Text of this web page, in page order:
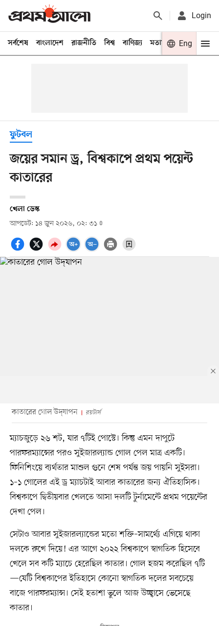
Login
সর্বশেষ বাংলাদেশ রাজনীতি বিশ্ব বাণিজ্য মতামত খেলা
Eng
ফুটবল
জয়ের সমান ড্র, বিশ্বকাপে প্রথম পয়েন্ট
কাতারের
খেলা ডেস্ক
আপডেট: ১৪ জুন ২০২৬, ০২: ৩১
কাতারের গোল উদ্‌যাপন রয়টার্স
ম্যাচজুড়ে ২৬ শট, যার ৭টিই পোস্টে। কিন্তু এমন দাপুটে
পারফরম্যান্সের পরও সুইজারল্যান্ড গোল পেল মাত্র একটি।
ফিনিশিংয়ে ব্যর্থতার মাশুল গুনে শেষ পর্যন্ত জয় পায়নি সুইসরা।
১–১ গোলের এই ড্র ম্যাচটাই আবার কাতারের জন্য ঐতিহাসিক।
বিশ্বকাপে দ্বিতীয়বার খেলতে আসা দলটি টুর্নামেন্টে প্রথম পয়েন্টের
দেখা পেল।
সেটাও আবার সুইজারল্যান্ডের মতো শক্তি–সামর্থ্যে এগিয়ে থাকা
দলকে রুখে দিয়ে! এর আগে ২০২২ বিশ্বকাপে স্বাগতিক হিসেবে
খেলে সব কটি ম্যাচে হেরেছিল কাতার। গোল হজম করেছিল ৭টি
—যেটি বিশ্বকাপের ইতিহাসে কোনো স্বাগতিক দলের সবচেয়ে
বাজে পারফরম্যান্স। সেই হতাশা ভুলে আজ উচ্ছ্বাসে ভেসেছে
কাতার।